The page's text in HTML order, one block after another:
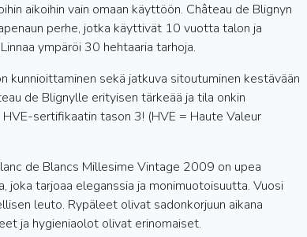
aikoihin vain omaan käyttöön. Château de Blignyn
perhe, jotka käyttivät 10 vuotta talon ja
ympäröi 30 hehtaaria tarhoja.
kunnioittaminen sekä jatkuva sitoutuminen kestävään
de Blignylle erityisen tärkeää ja tila onkin
sertifikaatin tason 3! (HVE = Haute Valeur
de Blancs Millesime Vintage 2009 on upea
joka tarjoaa eleganssia ja monimuotoisuutta. Vuosi
leuto. Rypäleet olivat sadonkorjuun aikana
ja hygieniaolot olivat erinomaiset.